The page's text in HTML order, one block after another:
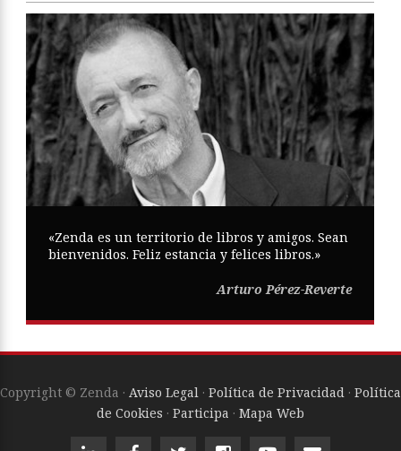
«Zenda es un territorio de libros y amigos. Sean
bienvenidos. Feliz estancia y felices libros.»
Arturo Pérez-Reverte
Copyright © Zenda · Aviso Legal · Política de Privacidad · Política
de Cookies · Participa · Mapa Web